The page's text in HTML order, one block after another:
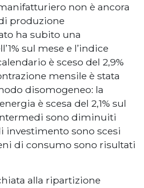
non è ancora
produzione
ha subito una
sul mese e l’indice
è sceso del 2,9%
mensile è stata
disomogeneo: la
è scesa del 2,1% sul
sono diminuiti
investimento sono scesi
di consumo sono risultati
alla ripartizione